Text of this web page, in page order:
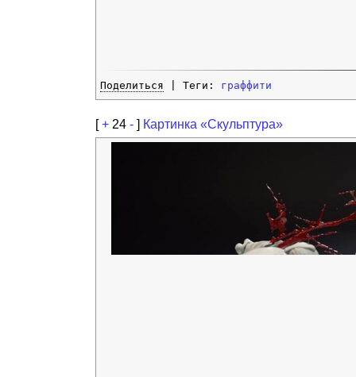
Поделиться | Теги: граффити
[+ 24 - ] Картинка «Скульптура»